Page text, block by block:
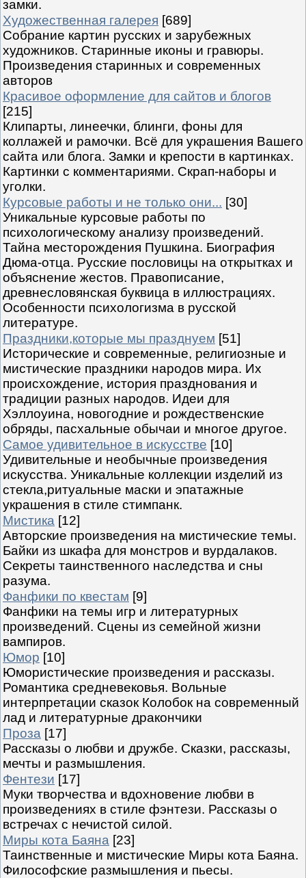
замки.
Художественная галерея [689]
Собрание картин русских и зарубежных
художников. Старинные иконы и гравюры.
Произведения старинных и современных
авторов
Красивое оформление для сайтов и блогов
[215]
Клипарты, линеечки, блинги, фоны для
коллажей и рамочки. Всё для украшения Вашего
сайта или блога. Замки и крепости в картинках.
Картинки с комментариями. Скрап-наборы и
уголки.
Курсовые работы и не только они... [30]
Уникальные курсовые работы по
психологическому анализу произведений.
Тайна месторождения Пушкина. Биография
Дюма-отца. Русские пословицы на открытках и
объяснение жестов. Правописание,
древнесловянская буквица в иллюстрациях.
Особенности психологизма в русской
литературе.
Праздники,которые мы празднуем [51]
Исторические и современные, религиозные и
мистические праздники народов мира. Их
происхождение, история празднования и
традиции разных народов. Идеи для
Хэллоуина, новогодние и рождественские
обряды, пасхальные обычаи и многое другое.
Самое удивительное в искусстве [10]
Удивительные и необычные произведения
искусства. Уникальные коллекции изделий из
стекла,ритуальные маски и эпатажные
украшения в стиле стимпанк.
Мистика [12]
Авторские произведения на мистические темы.
Байки из шкафа для монстров и вурдалаков.
Секреты таинственного наследства и сны
разума.
Фанфики по квестам [9]
Фанфики на темы игр и литературных
произведений. Сцены из семейной жизни
вампиров.
Юмор [10]
Юмористические произведения и рассказы.
Романтика средневековья. Вольные
интерпретации сказок Колобок на современный
лад и литературные дракончики
Проза [17]
Рассказы о любви и дружбе. Сказки, рассказы,
мечты и размышления.
Фентези [17]
Муки творчества и вдохновение любви в
произведениях в стиле фэнтези. Рассказы о
встречах с нечистой силой.
Миры кота Баяна [23]
Таинственные и мистические Миры кота Баяна.
Философские размышления и пьесы.